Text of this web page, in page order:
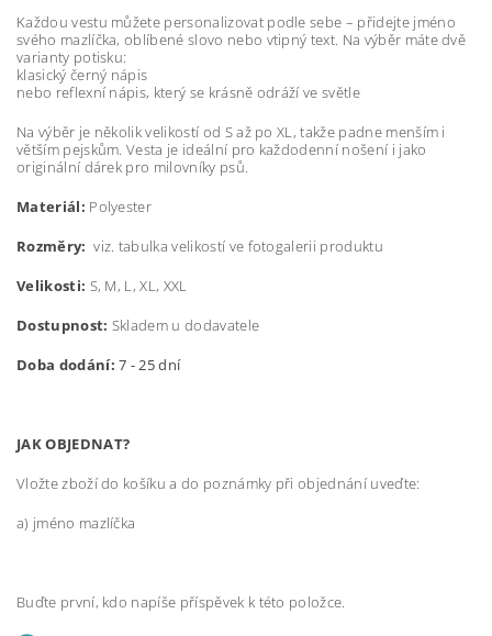
Každou vestu můžete personalizovat podle sebe – přidejte jméno
svého mazlíčka, oblíbené slovo nebo vtipný text. Na výběr máte dvě
varianty potisku:
klasický černý nápis
nebo reflexní nápis, který se krásně odráží ve světle
Na výběr je několik velikostí od S až po XL, takže padne menším i
větším pejskům. Vesta je ideální pro každodenní nošení i jako
originální dárek pro milovníky psů.
Materiál: Polyester
Rozměry: viz. tabulka velikostí ve fotogalerii produktu
Velikosti: S, M, L, XL, XXL
Dostupnost: Skladem u dodavatele
Doba dodání:7 - 25 dní
JAK OBJEDNAT?
Vložte zboží do košíku a do poznámky při objednání uveďte:
a) jméno mazlíčka
Buďte první, kdo napíše příspěvek k této položce.